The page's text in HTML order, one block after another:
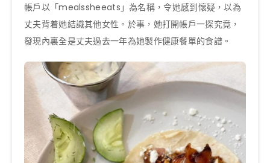
帳戶以「mealssheeats」為名稱，令她感到懷疑，以為
丈夫背着她結識其他女性。於事，她打開帳戶一探究竟，
發現內裏全是丈夫過去一年為她製作健康餐單的食譜。